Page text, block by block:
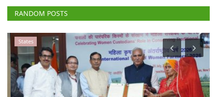
RANDOM POSTS
States